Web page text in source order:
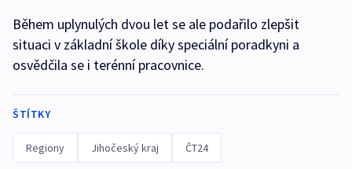
Během uplynulých dvou let se ale podařilo zlepšit
situaci v základní škole díky speciální poradkyni a
osvědčila se i terénní pracovnice.
ŠTÍTKY
Regiony Jihočeský kraj ČT24